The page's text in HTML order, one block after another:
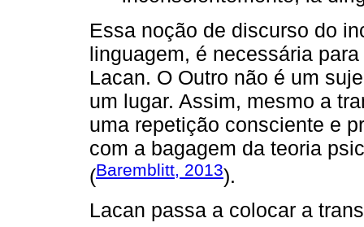
Essa noção de discurso do
linguagem, é necessária
Lacan. O Outro não é um
um lugar. Assim, mesmo a
uma repetição consciente e
com a bagagem da teoria
(Baremblitt, 2013).
Lacan passa a colocar a